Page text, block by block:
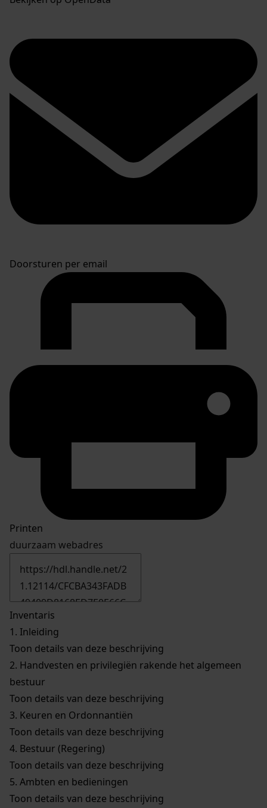
Doorsturen per email
Printen
duurzaam webadres
Inventaris
1. Inleiding
Toon details van deze beschrijving
2. Handvesten en privilegiën rakende het algemeen
bestuur
Toon details van deze beschrijving
3. Keuren en Ordonnantiën
Toon details van deze beschrijving
4. Bestuur (Regering)
Toon details van deze beschrijving
5. Ambten en bedieningen
Toon details van deze beschrijving